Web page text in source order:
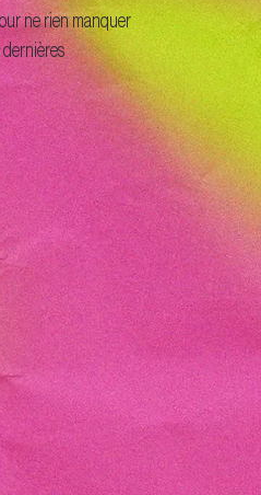
ne rien manquer